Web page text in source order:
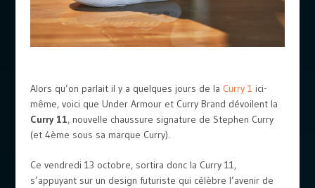
Alors qu’on parlait il y a quelques jours de la Curry 1 ici-
même, voici que Under Armour et Curry Brand dévoilent la
Curry 11, nouvelle chaussure signature de Stephen Curry
(et 4ème sous sa marque Curry).
Ce vendredi 13 octobre, sortira donc la Curry 11,
s’appuyant sur un design futuriste qui célèbre l’avenir de